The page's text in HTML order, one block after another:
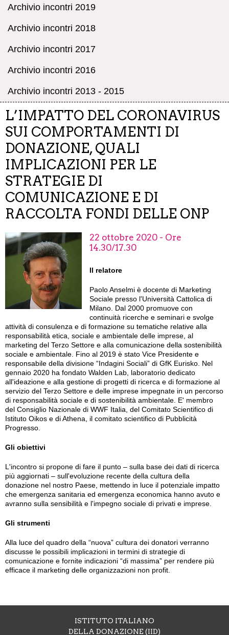
Archivio incontri 2019
Archivio incontri 2018
Archivio incontri 2017
Archivio incontri 2016
Archivio incontri 2013 - 2015
L’IMPATTO DEL CORONAVIRUS
SUI COMPORTAMENTI DI
DONAZIONE, QUALI
IMPLICAZIONI PER LE
STRATEGIE DI
COMUNICAZIONE E DI
RACCOLTA FONDI DELLE ONP
22 ottobre 2020 - Ore
14.30/17.30
Il relatore
Paolo Anselmi è docente di Marketing
Sociale presso l'Università Cattolica di
Milano. Dal 2000 promuove con
continuità ricerche e seminari e svolge
attività di consulenza e di formazione su tematiche relative alla
responsabilità etica, sociale e ambientale delle imprese, al
marketing del Terzo Settore e alla comunicazione della sostenibilità
sociale e ambientale. Fino al 2019 è stato Vice Presidente e
responsabile della divisione “Indagini Sociali” di GfK Eurisko. Nel
gennaio 2020 ha fondato Walden Lab, laboratorio dedicato
all'ideazione e alla gestione di progetti di ricerca e di formazione al
servizio del Terzo Settore e delle imprese impegnate in un percorso
di responsabilità sociale e di sostenibilità ambientale. E' membro
del Consiglio Nazionale di WWF Italia, del Comitato Scientifico di
Istituto Oikos e di Athena, il comitato scientifico di Pubblicità
Progresso.
Gli obiettivi
L'incontro si propone di fare il punto – sulla base dei dati di ricerca
più aggiornati – sull'evoluzione recente della cultura della
donazione nel nostro Paese, mettendo in luce il potenziale impatto
che emergenza sanitaria ed emergenza economica hanno avuto e
avranno sulla sensibilità e l'impegno sociale di privati e imprese.
Gli strumenti
Alla luce del quadro della “nuova” cultura dei donatori verranno
discusse le possibili implicazioni in termini di strategie di
comunicazione e fornite indicazioni “di massima” per rendere più
efficace il marketing delle organizzazioni non profit.
ISTITUTO ITALIANO
DELLA DONAZIONE (IID)